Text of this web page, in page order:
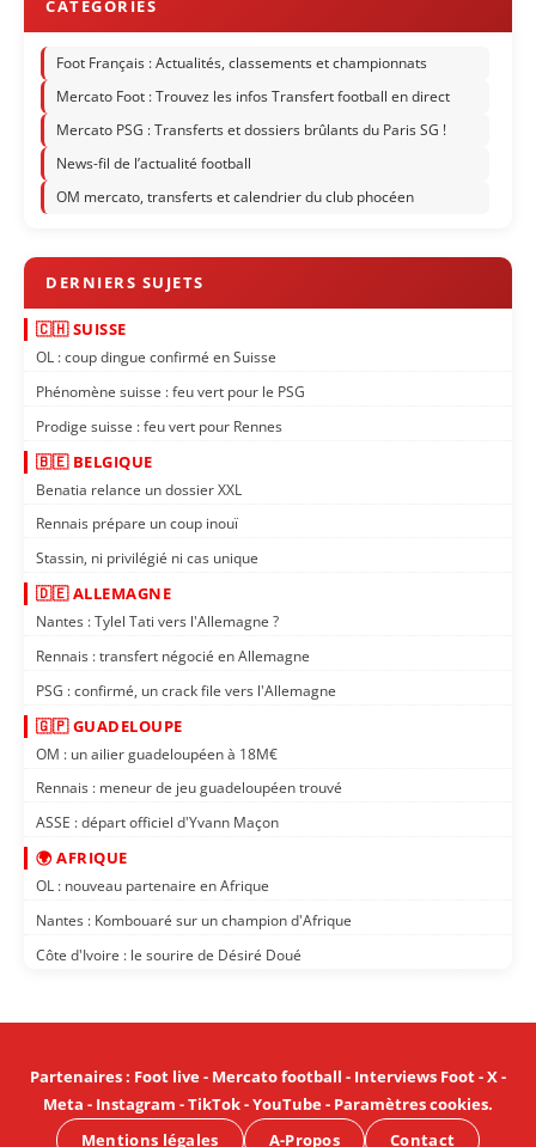
Foot Français : Actualités, classements et championnats
Mercato Foot : Trouvez les infos Transfert football en direct
Mercato PSG : Transferts et dossiers brûlants du Paris SG !
News-fil de l’actualité football
OM mercato, transferts et calendrier du club phocéen
🇨🇭 SUISSE
OL : coup dingue confirmé en Suisse
Phénomène suisse : feu vert pour le PSG
Prodige suisse : feu vert pour Rennes
🇧🇪 BELGIQUE
Benatia relance un dossier XXL
Rennais prépare un coup inouï
Stassin, ni privilégié ni cas unique
🇩🇪 ALLEMAGNE
Nantes : Tylel Tati vers l'Allemagne ?
Rennais : transfert négocié en Allemagne
PSG : confirmé, un crack file vers l'Allemagne
🇬🇵 GUADELOUPE
OM : un ailier guadeloupéen à 18M€
Rennais : meneur de jeu guadeloupéen trouvé
ASSE : départ officiel d'Yvann Maçon
🌍 AFRIQUE
OL : nouveau partenaire en Afrique
Nantes : Kombouaré sur un champion d'Afrique
Côte d'Ivoire : le sourire de Désiré Doué
Partenaires: Foot live- Mercato football - Interviews Foot-X-
Meta - Instagram -TikTok-YouTube- Paramètres cookies.
Mentions légales
A-Propos Contact